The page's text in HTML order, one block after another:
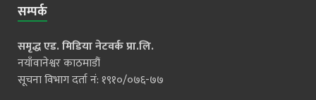
सम्पर्क
समृद्ध एड. मिडिया नेटवर्क प्रा.लि.
नयाँवानेश्वर काठमाडौं
सूचना विभाग दर्ता नं: १९१०/०७६-७७